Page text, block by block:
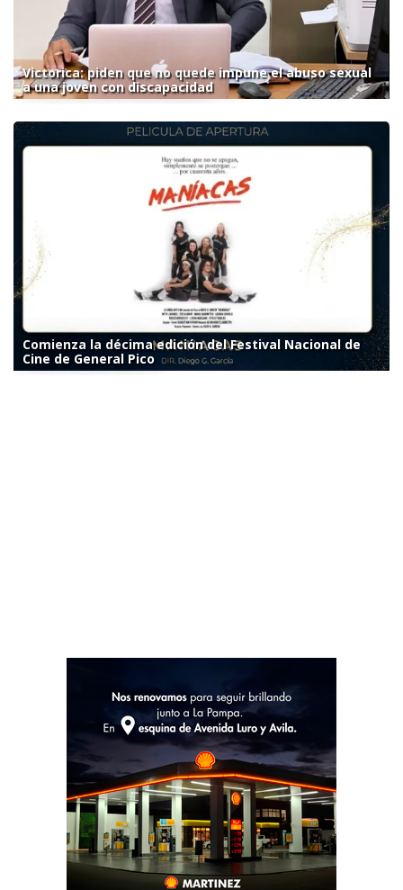
Victorica: piden que no quede impune el abuso sexual
a una joven con discapacidad
Comienza la décima edición del Festival Nacional de
Cine de General Pico